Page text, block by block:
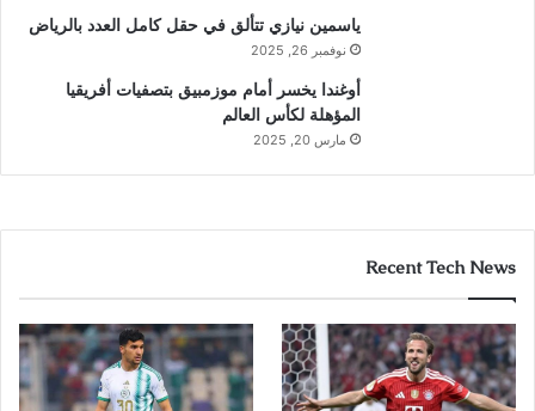
ياسمين نيازي تتألق في حقل كامل العدد بالرياض
نوفمبر 26, 2025
أوغندا يخسر أمام موزمبيق بتصفيات أفريقيا
المؤهلة لكأس العالم
مارس 20, 2025
Recent Tech News